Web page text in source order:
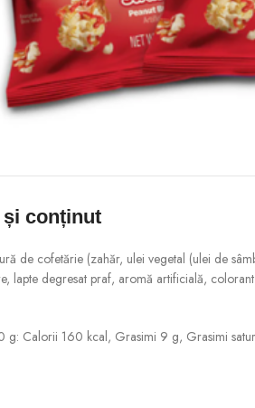
enlarge
conținut
de cofetărie (zahăr, ulei vegetal (ulei de
lapte degresat praf, aromă artificială,
g: Calorii 160 kcal, Grasimi 9 g, Grasimi